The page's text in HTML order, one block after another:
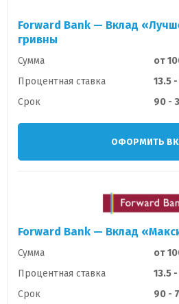
Forward Bank — Вклад
гривны
Сумма
от
Процентная ставка
13.5 -
Срок
90 -
ОФОРМИТЬ
Forward Bank — Вклад
Сумма
от
Процентная ставка
13.5 -
Срок
90 -